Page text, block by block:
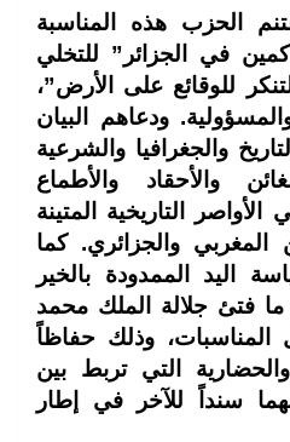
الحزب هذه المناسبة
في الجزائر” للتخلي
للوقائع على الأرض”،
ودعاهم البيان
والجغرافيا والشرعية
والأحقاد والأطماع
الأواصر التاريخية المتينة
المغربي والجزائري. كما
اليد الممدودة بالخير
ما فتئ جلالة الملك محمد
المناسبات، وذلك حفاظاً
التي تربط بين
سنداً للآخر في إطار